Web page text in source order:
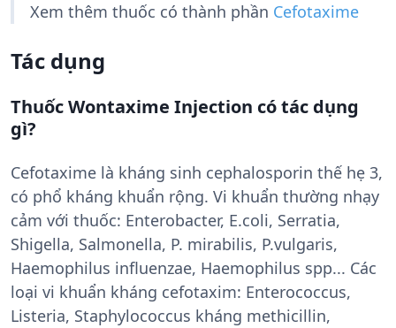
Xem thêm thuốc có thành phần Cefotaxime
Tác dụng
Thuốc Wontaxime Injection có tác dụng
gì?
Cefotaxime là kháng sinh cephalosporin thế hẹ 3,
có phổ kháng khuẩn rộng. Vi khuẩn thường nhạy
cảm với thuốc: Enterobacter, E.coli, Serratia,
Shigella, Salmonella, P. mirabilis, P.vulgaris,
Haemophilus influenzae, Haemophilus spp... Các
loại vi khuẩn kháng cefotaxim: Enterococcus,
Listeria, Staphylococcus kháng methicillin,